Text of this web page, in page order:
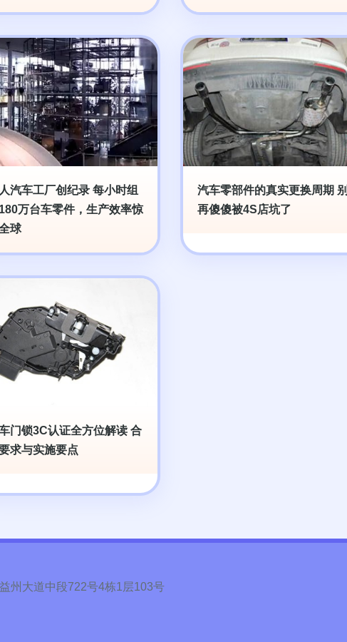
汽车工厂创纪录 每小时组
万台车零件，生产效率惊
球
汽车零部件的真实更换周期 别
再傻傻被4S店坑了
门锁3C认证全方位解读 合
求与实施要点
州大道中段722号4栋1层103号